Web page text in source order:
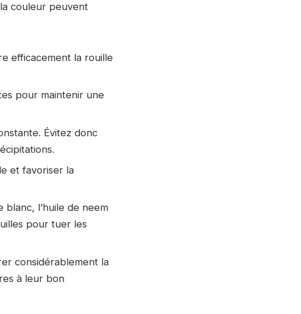
couleur peuvent
efficacement la rouille
pour maintenir une
Évitez donc
et favoriser la
l’huile de neem
pour tuer les
considérablement la
à leur bon